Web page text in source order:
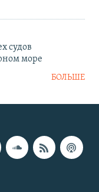
судов
море
БОЛЬШЕ